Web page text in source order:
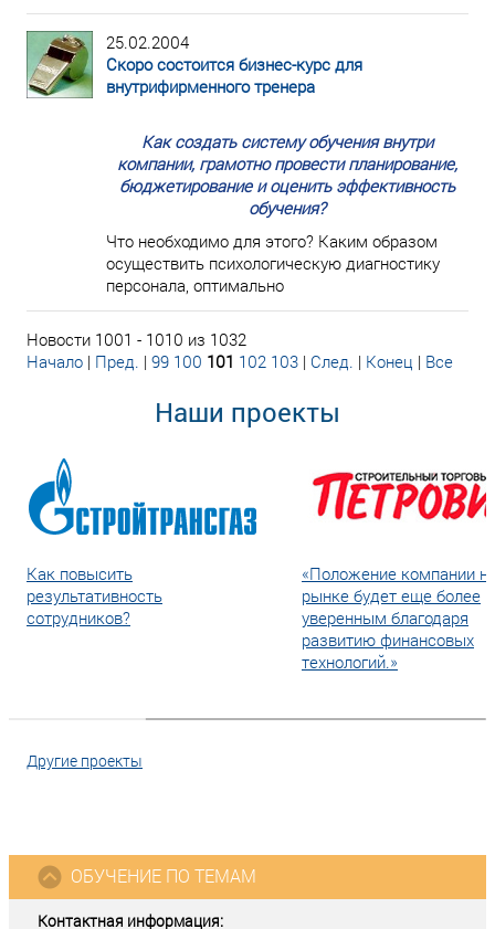
25.02.2004
Скоро состоится бизнес-курс для
внутрифирменного тренера
Как создать систему обучения внутри
компании, грамотно провести планирование,
бюджетирование и оценить эффективность
обучения?
Что необходимо для этого? Каким образом
осуществить психологическую диагностику
персонала, оптимально
Новости 1001 - 1010 из 1032
Начало | Пред. | 99 100 101 102 103 | След. | Конец | Все
Наши проекты
Как повысить
результативность
сотрудников?
«Положение компании
рынке будет еще более
уверенным благодаря
развитию финансовых
технологий.»
Другие проекты
Контактная информация:
ОБУЧЕНИЕ ПО ТЕМАМ